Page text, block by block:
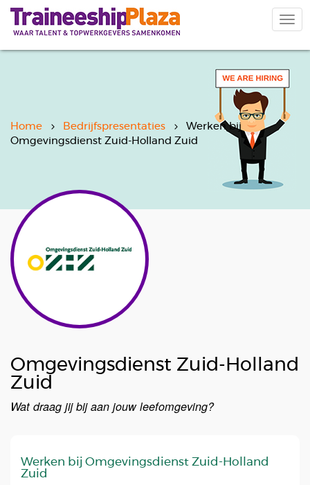
Overslaan
naar
Home Bedrijfspresentaties
Werken bij
Omgevingsdienst Zuid-Holland Zuid
Omgevingsdienst Zuid-Holland
Zuid
Wat draag jij bij aan jouw leefomgeving?
Werken bij Omgevingsdienst Zuid-Holland
Zuid